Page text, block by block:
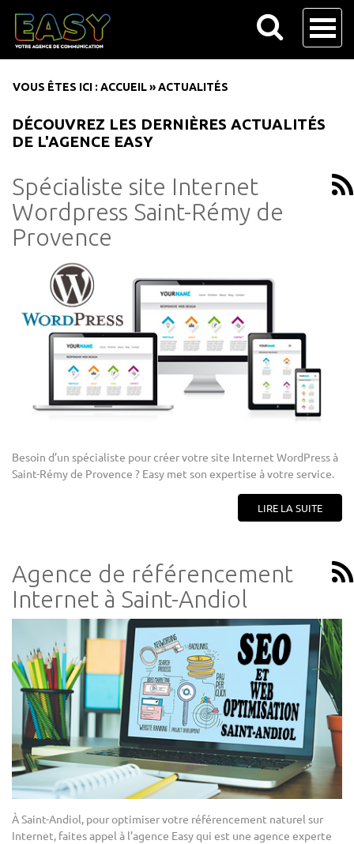
VOUS ÊTES ICI : ACCUEIL»ACTUALITÉS
DÉCOUVREZ LES DERNIÈRES ACTUALITÉS
DE L'AGENCE EASY
Spécialiste site Internet
Wordpress Saint-Rémy de
Provence
Besoin d’un spécialiste pour créer votre site Internet WordPress à
Saint-Rémy de Provence ? Easy met son expertise à votre service.
LIRE LA SUITE
Agence de référencement
Internet à Saint-Andiol
À Saint-Andiol, pour optimiser votre référencement naturel sur
Internet, faites appel à l’agence Easy qui est une agence experte